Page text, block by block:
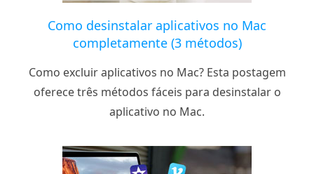
Como desinstalar aplicativos no Mac
completamente (3 métodos)
Como excluir aplicativos no Mac? Esta postagem
oferece três métodos fáceis para desinstalar o
aplicativo no Mac.